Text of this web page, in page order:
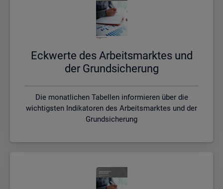
Eck­wer­te des Ar­beits­mark­tes und
der Grund­si­che­rung
Die monatlichen Tabellen informieren über die
wichtigsten Indikatoren des Arbeitsmarktes und der
Grundsicherung